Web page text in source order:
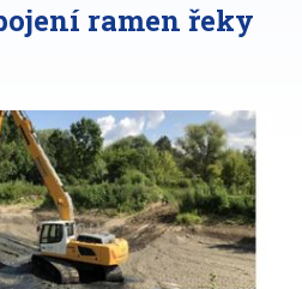
ramen řeky